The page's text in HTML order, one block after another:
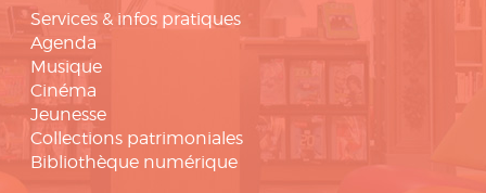
Services & infos pratiques
Agenda
Musique
Cinéma
Jeunesse
Collections patrimoniales
Bibliothèque numérique